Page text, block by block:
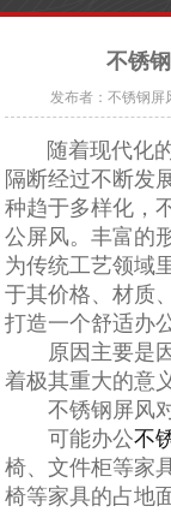
不锈
发布者：不锈钢
随着现代化的
隔断经过不断发
种趋于多样化，
公屏风。丰富的
为传统工艺领域
于其价格、材质
打造一个舒适办
原因主要是因
着极其重大的意
不锈钢屏风对
可能办公不
椅、文件柜等家
椅等家具的占地